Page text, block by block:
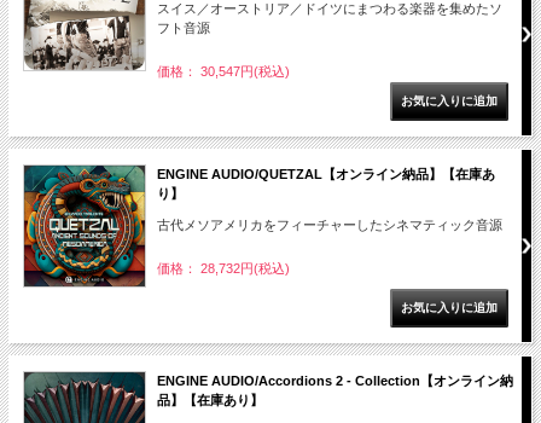
スイス／オーストリア／ドイツにまつわる楽器を集めたソ
フト音源
価格： 30,547円(税込)
ENGINE AUDIO/QUETZAL【オンライン納品】【在庫あ
り】
古代メソアメリカをフィーチャーしたシネマティック音源
価格： 28,732円(税込)
ENGINE AUDIO/Accordions 2 - Collection【オンライン納
品】【在庫あり】